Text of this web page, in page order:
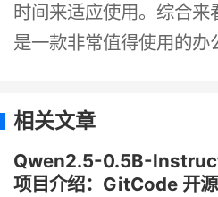
时间来适应使用。综合来
是一款非常值得使用的办
相关文章
Qwen2.5-0.5B-
项目介绍：GitCode 开